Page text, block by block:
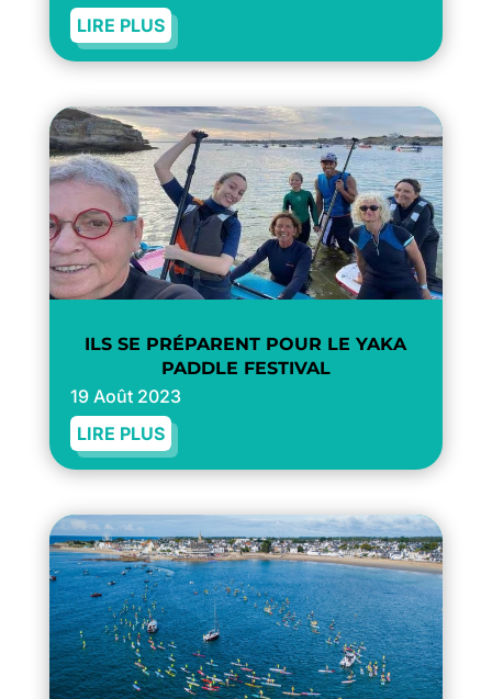
LIRE PLUS
ILS SE PRÉPARENT POUR LE YAKA
PADDLE FESTIVAL
19 Août 2023
LIRE PLUS